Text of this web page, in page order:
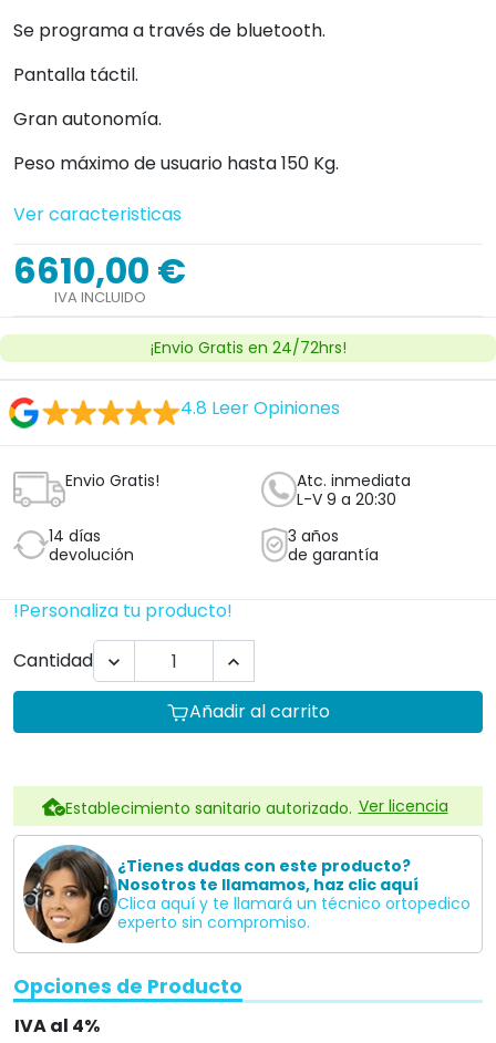
Se programa a través de bluetooth.
Pantalla táctil.
Gran autonomía.
Peso máximo de usuario hasta 150 Kg.
Ver caracteristicas
6610,00 €
IVA INCLUIDO
¡Envio Gratis en 24/72hrs!
4.8 Leer Opiniones
Envio Gratis!
Atc. inmediata
L-V 9 a 20:30
14 días
devolución
3 años
de garantía
!Personaliza tu producto!
Cantidad
 
Añadir al carrito
Establecimiento sanitario autorizado. Ver licencia
¿Tienes dudas con este producto?
Nosotros te llamamos, haz clic aquí
Clica aquí y te llamará un técnico ortopedico
experto sin compromiso.
Opciones de Producto
IVA al 4%